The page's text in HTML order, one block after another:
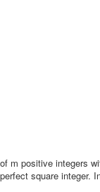
m positive integers
square integer.